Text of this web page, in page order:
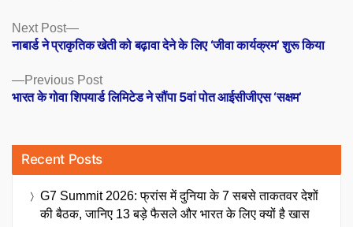
Posts
navigation
Previous PostPrevious
post:
भारत के गोवा शिपयार्ड लिमिटेड ने सौंपा 5वां पोत आईसीजीएस ‘सक्षम’
Next Post
Next
post:
नाबार्ड ने प्राकृतिक खेती को बढ़ावा देने के लिए ‘जीवा कार्यक्रम’ शुरू किया
Recent Posts
G7 Summit 2026: फ्रांस में दुनिया के 7 सबसे ताकतवर देशों
की बैठक, जानिए 13 बड़े फैसले और भारत के लिए क्यों है खास